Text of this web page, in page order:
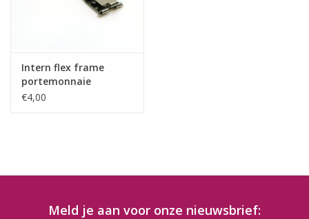
Intern flex frame
portemonnaie
€4,00
Meld je aan voor onze nieuwsbrief: